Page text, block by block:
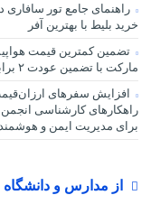
راهنمای جامع تور سافاری
خرید بلیط با بهترین آفر
تضمین کمترین قیمت
مارکت با تضمین عودت ۲ برابری مابه التفاوت
افزایش سفرهای
راهکارهای کارشناسی
برای مدیریت ایمن و
از مدارس و